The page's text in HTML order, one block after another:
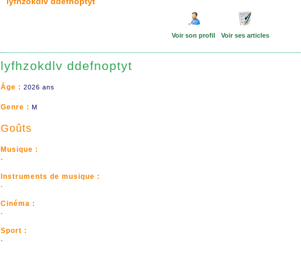
Voir son profil Voir ses articles
lyfhzokdlv ddefnoptyt
Âge : 2026 ans
Genre : M
Goûts
Musique :
.
Instruments de musique :
.
Cinéma :
.
Sport :
.